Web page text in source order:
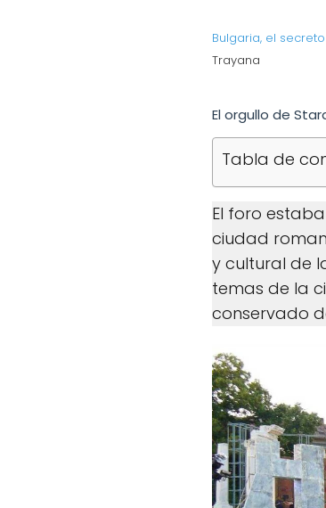
Bulgaria, el
Trayana
El orgullo de
Tabla de
El foro
ciudad
y cultural de
temas de la
conservado